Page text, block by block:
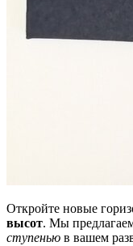
Откройте новые
высот. Мы
ступенью в вашем